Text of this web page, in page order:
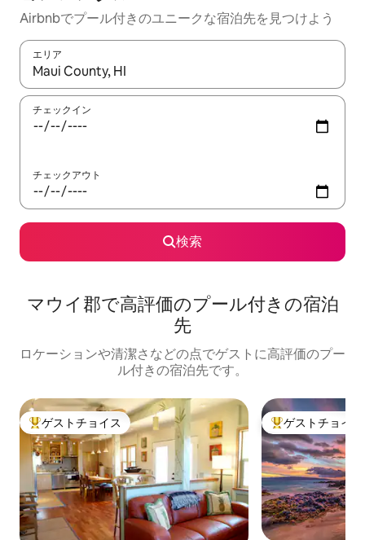
Airbnbでプール付きのユニークな宿泊先を見つけよう
エリア
検索結果が表示されたら、上下の矢印キーを使って移動するか
チェックイン
チェックアウト
検索
マウイ郡で高評価のプール付きの宿泊
先
ロケーションや清潔さなどの点でゲストに高評価のプー
ル付きの宿泊先です。
大好評のゲストチョイスです。
ゲストチョイス 大好評のゲスト
ゲストチョイス